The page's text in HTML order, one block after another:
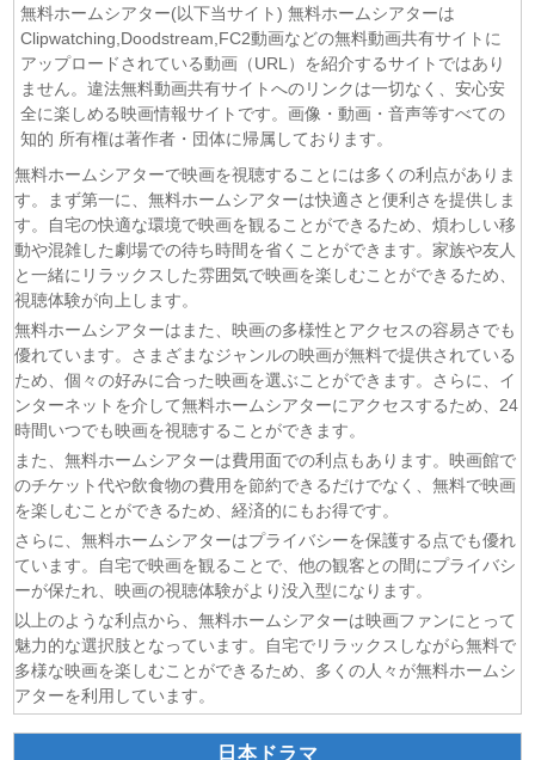
愛してきます 第6話
(09/08) 花織さんは転生しても喧嘩がしたい 第5話
(08/08) 株式会社マジルミエ 第2期 第6話
(08/08) 鬼の花嫁 第6話
(08/08)ミッドナイト屋台2〜ル・モンドゥ〜 第6話
(08/08)天幕のジャードゥーガル 第7話
(08/08)黄泉のツガイ 第18話
(08/08)グロウアップショウ～ひまわりのサーカス団～ 第6話
(08/08)夏色の雲が恋と嵐をまきおこす 第5話
(08/08)岩元先輩ノ推薦 第6話
(08/08) BLEACH 千年血戦篇-禍進譚- 第3話
(08/08)BLACK TORCH 第6話
(08/08)猫と竜 第7話
(08/08)告白ー25年目の秘密ー 第5話
(08/08)クレヨンしんちゃん 2026年8月8日
(08/08) ドラえもん 2026年8月8日
無料ホームシアター(以下当サイト) 無料ホームシアターは
Clipwatching,Doodstream,FC2動画などの無料動画共有サイトに
アップロードされている動画（URL）を紹介するサイトではあり
ません。違法無料動画共有サイトへのリンクは一切なく、安心安
全に楽しめる映画情報サイトです。画像・動画・音声等すべての
知的 所有権は著作者・団体に帰属しております。
無料ホームシアターで映画を視聴することには多くの利点がありま
す。まず第一に、無料ホームシアターは快適さと便利さを提供しま
す。自宅の快適な環境で映画を観ることができるため、煩わしい移
動や混雑した劇場での待ち時間を省くことができます。家族や友人
と一緒にリラックスした雰囲気で映画を楽しむことができるため、
視聴体験が向上します。
無料ホームシアターはまた、映画の多様性とアクセスの容易さでも
優れています。さまざまなジャンルの映画が無料で提供されている
ため、個々の好みに合った映画を選ぶことができます。さらに、イ
ンターネットを介して無料ホームシアターにアクセスするため、24
時間いつでも映画を視聴することができます。
また、無料ホームシアターは費用面での利点もあります。映画館で
のチケット代や飲食物の費用を節約できるだけでなく、無料で映画
を楽しむことができるため、経済的にもお得です。
さらに、無料ホームシアターはプライバシーを保護する点でも優れ
ています。自宅で映画を観ることで、他の観客との間にプライバシ
ーが保たれ、映画の視聴体験がより没入型になります。
以上のような利点から、無料ホームシアターは映画ファンにとって
魅力的な選択肢となっています。自宅でリラックスしながら無料で
多様な映画を楽しむことができるため、多くの人々が無料ホームシ
アターを利用しています。
日本ドラマ